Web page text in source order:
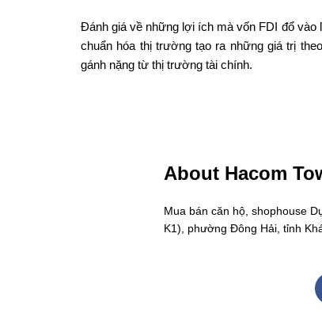
Đánh giá về những lợi ích mà vốn FDI đổ vào
chuẩn hóa thị trường tạo ra những giá trị
gánh nặng từ thị trường tài chính.
About Hacom
Mua bán căn hộ, shophouse
K1), phường Đông Hải, tỉnh